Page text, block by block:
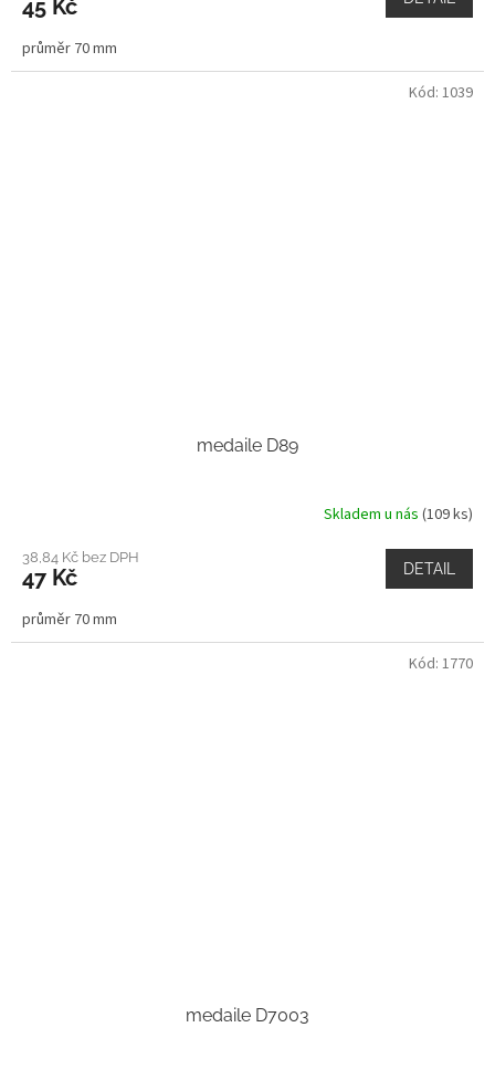
45 Kč
průměr 70 mm
medaile D89
Skladem u nás (109 ks)
38,84 Kč bez DPH
47 Kč DETAIL
průměr 70 mm
Kód: 1039
medaile D7003
Kód: 1770